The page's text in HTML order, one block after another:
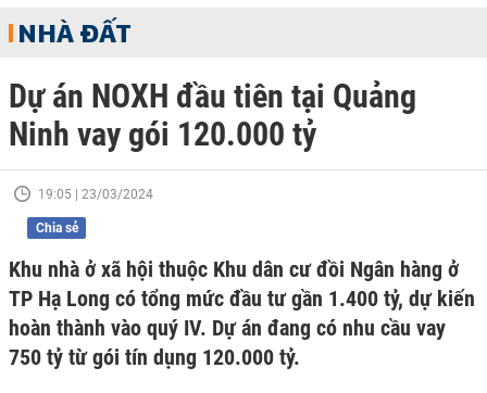
NHÀ ĐẤT
Dự án NOXH đầu tiên tại Quảng
Ninh vay gói 120.000 tỷ
19:05 | 23/03/2024
Chia sẻ
Khu nhà ở xã hội thuộc Khu dân cư đồi Ngân hàng ở
TP Hạ Long có tổng mức đầu tư gần 1.400 tỷ, dự kiến
hoàn thành vào quý IV. Dự án đang có nhu cầu vay
750 tỷ từ gói tín dụng 120.000 tỷ.